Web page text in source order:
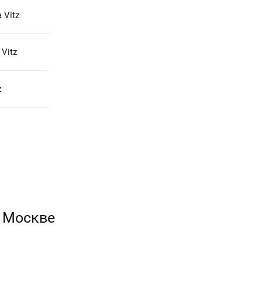
Vitz
Vitz
Москве